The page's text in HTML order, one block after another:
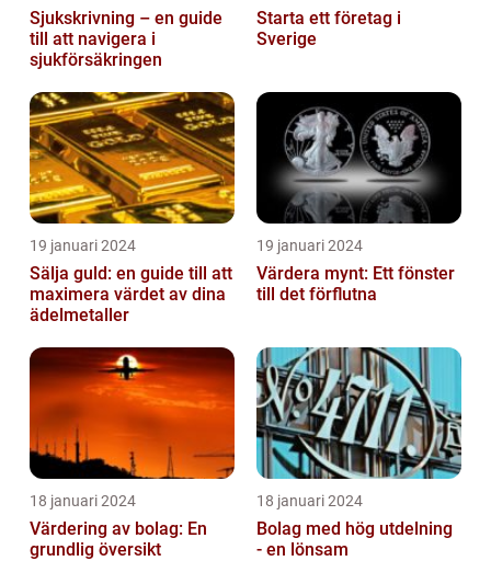
Sjukskrivning – en guide
till att navigera i
sjukförsäkringen
Starta ett företag i
Sverige
19 januari 2024
Sälja guld: en guide till att
maximera värdet av dina
ädelmetaller
19 januari 2024
Värdera mynt: Ett fönster
till det förflutna
18 januari 2024
Värdering av bolag: En
grundlig översikt
18 januari 2024
Bolag med hög utdelning
- en lönsam